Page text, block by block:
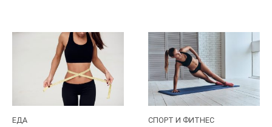
ЕДА СПОРТ И ФИТНЕС